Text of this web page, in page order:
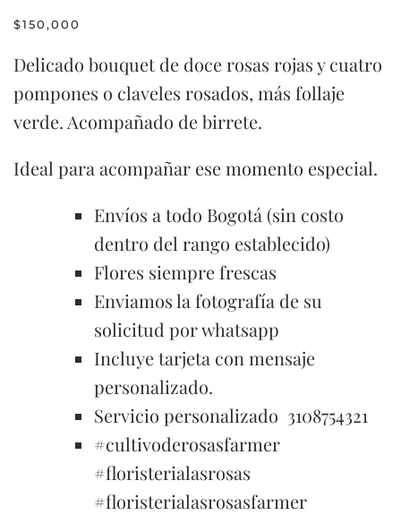
$150,000
Delicado bouquet de doce rosas rojas y cuatro
pompones o claveles rosados, más follaje
verde. Acompañado de birrete.
Ideal para acompañar ese momento especial.
Envíos a todo Bogotá (sin costo
dentro del rango establecido)
Flores siempre frescas
Enviamos la fotografía de su
solicitud por whatsapp
Incluye tarjeta con mensaje
personalizado.
Servicio personalizado 3108754321
#cultivoderosasfarmer
#floristerialasrosas
#floristerialasrosasfarmer